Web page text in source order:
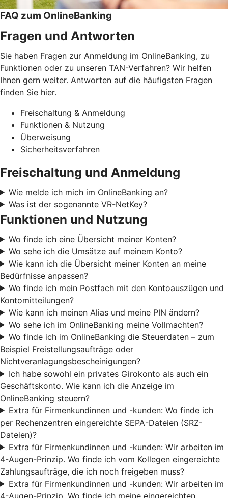
FAQ zum OnlineBanking
Fragen und Antworten
Sie haben Fragen zur Anmeldung im OnlineBanking, zu
Funktionen oder zu unseren TAN-Verfahren? Wir helfen
Ihnen gern weiter. Antworten auf die häufigsten Fragen
finden Sie hier.
Freischaltung & Anmeldung
Funktionen & Nutzung
Überweisung
Sicherheitsverfahren
Freischaltung und Anmeldung
Wie melde ich mich im OnlineBanking an?
Was ist der sogenannte VR-NetKey?
Funktionen und Nutzung
Wo finde ich eine Übersicht meiner Konten?
Wo sehe ich die Umsätze auf meinem Konto?
Wie kann ich die Übersicht meiner Konten an meine
Bedürfnisse anpassen?
Wo finde ich mein Postfach mit den Kontoauszügen und
Kontomitteilungen?
Wie kann ich meinen Alias und meine PIN ändern?
Wo sehe ich im OnlineBanking meine Vollmachten?
Wo finde ich im OnlineBanking die Steuerdaten – zum
Beispiel Freistellungsaufträge oder
Nichtveranlagungsbescheinigungen?
Ich habe sowohl ein privates Girokonto als auch ein
Geschäftskonto. Wie kann ich die Anzeige im
OnlineBanking steuern?
Extra für Firmenkundinnen und -kunden: Wo finde ich
per Rechenzentren eingereichte SEPA-Dateien (SRZ-
Dateien)?
Extra für Firmenkundinnen und -kunden: Wir arbeiten im
4-Augen-Prinzip. Wo finde ich vom Kollegen eingereichte
Zahlungsaufträge, die ich noch freigeben muss?
Extra für Firmenkundinnen und -kunden: Wir arbeiten im
4-Augen-Prinzip. Wo finde ich meine eingereichten